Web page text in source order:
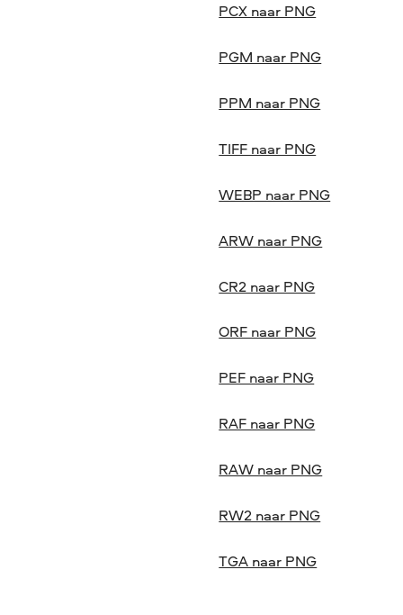
PCX naar PNG
PGM naar PNG
PPM naar PNG
TIFF naar PNG
WEBP naar PNG
ARW naar PNG
CR2 naar PNG
ORF naar PNG
PEF naar PNG
RAF naar PNG
RAW naar PNG
RW2 naar PNG
TGA naar PNG